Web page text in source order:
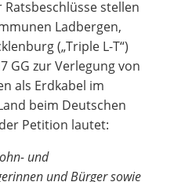
stellen
Ladbergen,
(„Triple L-T“)
GG zur Verlegung von
als Erdkabel im
beim Deutschen
Petition lautet:
und
und Bürger sowie